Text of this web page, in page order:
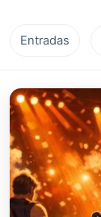
Entradas